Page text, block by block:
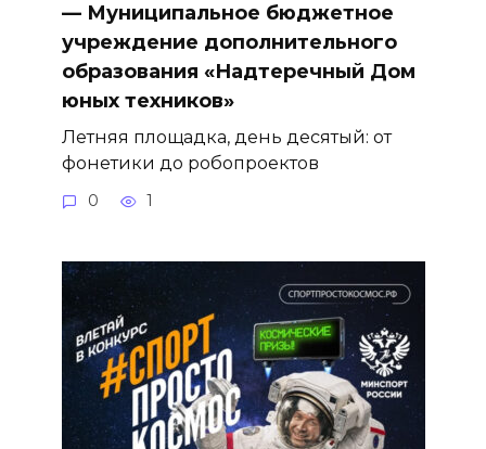
— Муниципальное бюджетное
учреждение дополнительного
образования «Надтеречный Дом
юных техников»
Летняя площадка, день десятый: от
фонетики до робопроектов
0 1